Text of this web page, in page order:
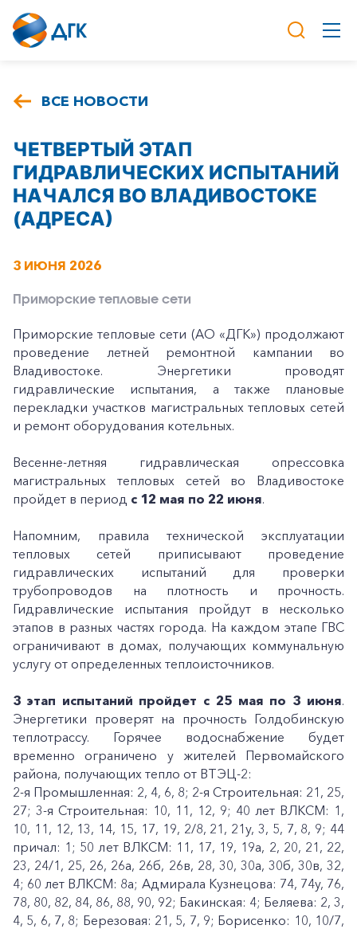
ВСЕ НОВОСТИ
ЧЕТВЕРТЫЙ ЭТАП
ГИДРАВЛИЧЕСКИХ ИСПЫТАНИЙ
НАЧАЛСЯ ВО ВЛАДИВОСТОКЕ
(АДРЕСА)
3 ИЮНЯ 2026
Приморские тепловые сети
Приморские тепловые сети (АО «ДГК») продолжают
проведение летней ремонтной кампании во
Владивостоке. Энергетики проводят
гидравлические испытания, а также плановые
перекладки участков магистральных тепловых сетей
и ремонт оборудования котельных.
Весенне-летняя гидравлическая опрессовка
магистральных тепловых сетей во Владивостоке
пройдет в период с 12 мая по 22 июня.
Напомним, правила технической эксплуатации
тепловых сетей приписывают проведение
гидравлических испытаний для проверки
трубопроводов на плотность и прочность.
Гидравлические испытания пройдут в несколько
этапов в разных частях города. На каждом этапе ГВС
ограничивают в домах, получающих коммунальную
услугу от определенных теплоисточников.
3 этап испытаний пройдет с 25 мая по 3 июня.
Энергетики проверят на прочность Голдобинскую
теплотрассу. Горячее водоснабжение будет
временно ограничено у жителей Первомайского
района, получающих тепло от ВТЭЦ-2:
2-я Промышленная: 2, 4, 6, 8; 2-я Строительная: 21, 25,
27; 3-я Строительная: 10, 11, 12, 9; 40 лет ВЛКСМ: 1,
10, 11, 12, 13, 14, 15, 17, 19, 2/8, 21, 21у, 3, 5, 7, 8, 9; 44
причал: 1; 50 лет ВЛКСМ: 11, 17, 19, 19а, 2, 20, 21, 22,
23, 24/1, 25, 26, 26а, 26б, 26в, 28, 30, 30а, 30б, 30в, 32,
4; 60 лет ВЛКСМ: 8а; Адмирала Кузнецова: 74, 74у, 76,
78, 80, 82, 84, 86, 88, 90, 92; Бакинская: 4; Беляева: 2, 3,
4, 5, 6, 7, 8; Березовая: 21, 5, 7, 9; Борисенко: 10, 10/7,